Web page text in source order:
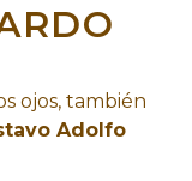
ojos, también
Adolfo